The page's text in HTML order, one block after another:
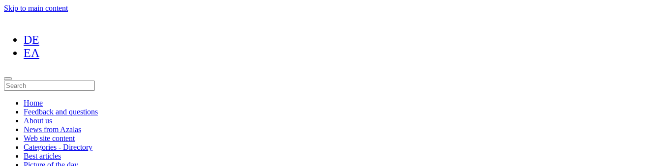
Skip to main content
DE
ΕΛ
Home
Feedback and questions
About us
News from Azalas
Web site content
Categories - Directory
Best articles